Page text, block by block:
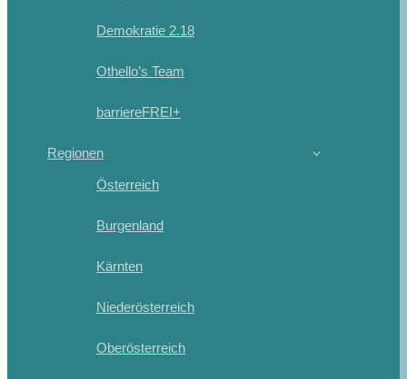
Demokratie 2.18
Othello’s Team
barriereFREI+
Regionen
Österreich
Burgenland
Kärnten
Niederösterreich
Oberösterreich